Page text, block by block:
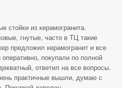
стойки из керамогранита.
гнутые, часто в ТЦ такие
предложил керамогранит и все
покупали по полной
ответил на все вопросы.
практичные вышли, думаю с